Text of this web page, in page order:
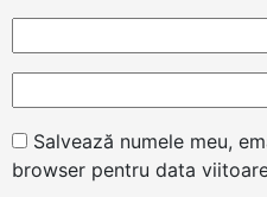
Salvează numele meu,
browser pentru data